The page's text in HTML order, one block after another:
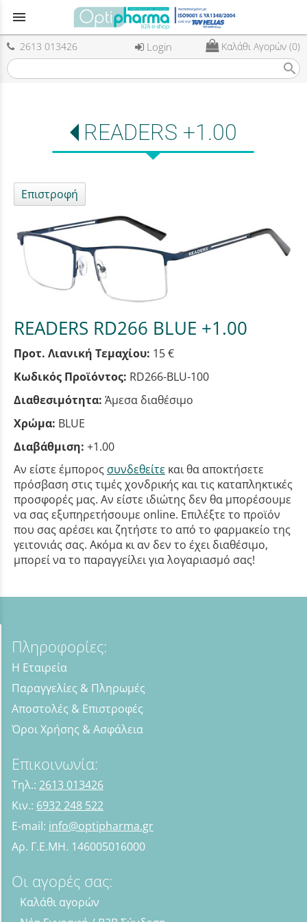
menu
2613 013426 Login Καλάθι Αγορών (0)
search
READERS +1.00
Επιστροφή
READERS RD266 BLUE +1.00
Προτ. Λιανική Τεμαχίου: 15 €
Κωδικός Προϊόντος: RD266-BLU-100
Διαθεσιμότητα: Άμεσα διαθέσιμο
Χρώμα: BLUE
Διαβάθμιση: +1.00
Αν είστε έμπορος συνδεθείτε και θα αποκτήσετε
πρόσβαση στις τιμές χονδρικής και τις καταπληκτικές
προσφορές μας. Αν είστε ιδιώτης δεν θα μπορέσουμε
να σας εξυπηρετήσουμε online. Επιλέξτε το προϊόν
που σας αρέσει και ζητήστε το από το φαρμακείο της
γειτονιάς σας. Ακόμα κι αν δεν το έχει διαθέσιμο,
μπορεί να το παραγγείλει για λογαριασμό σας!
Πληροφορίες:
Η Εταιρεία
Παραγγελίες & Πληρωμές
Αποστολές & Επιστροφές
Όροι Χρήσης & Ασφάλεια
Επικοινωνία:
Τηλ.: 2613 013426
Κιν.: 6932 248 522
E-mail: info@optipharma.gr
Αρ. Γ.Ε.ΜΗ. 146005016000
Οι αγορές σας:
Καλάθι αγορών